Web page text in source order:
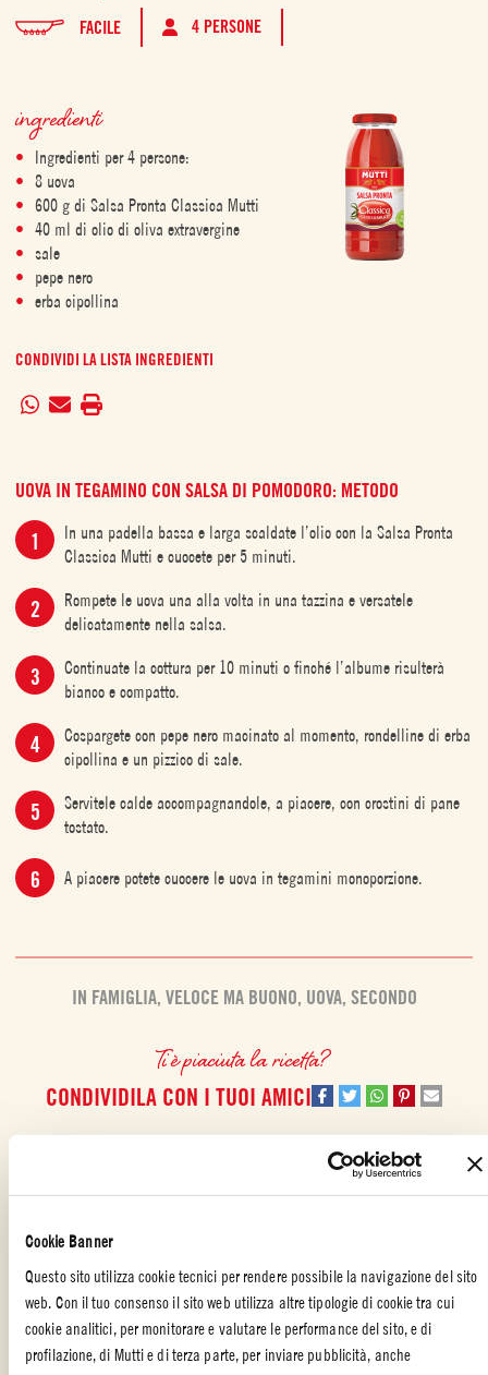
Cookie Banner
Questo sito utilizza cookie tecnici per rendere possibile la navigazione del sito
web. Con il tuo consenso il sito web utilizza altre tipologie di cookie tra cui
cookie analitici, per monitorare e valutare le performance del sito, e di
profilazione, di Mutti e di terza parte, per inviare pubblicità, anche
FACILE
4 PERSONE
ingredienti
Ingredienti per 4 persone:
8 uova
600 g di Salsa Pronta Classica Mutti
40 ml di olio di oliva extravergine
sale
pepe nero
erba cipollina
CONDIVIDI LA LISTA INGREDIENTI
UOVA IN TEGAMINO CON SALSA DI POMODORO: METODO
In una padella bassa e larga scaldate l’olio con la Salsa Pronta
Classica Mutti e cuocete per 5 minuti.
Rompete le uova una alla volta in una tazzina e versatele
delicatamente nella salsa.
Continuate la cottura per 10 minuti o finché l’albume risulterà
bianco e compatto.
Cospargete con pepe nero macinato al momento, rondelline di erba
cipollina e un pizzico di sale.
Servitele calde accompagnandole, a piacere, con crostini di pane
tostato.
A piacere potete cuocere le uova in tegamini monoporzione.
IN FAMIGLIA, VELOCE MA BUONO, UOVA, SECONDO
Ti è piaciuta la ricetta?
CONDIVIDILA CON I TUOI AMICI
ALTRE RICETTE REALIZZATE CON